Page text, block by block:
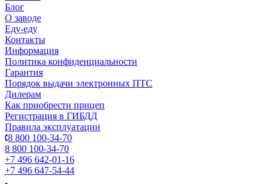
Блог
О заводе
Еду-еду
Контакты
Информация
Политика конфиденциальности
Гарантия
Порядок выдачи электронных ПТС
Дилерам
Как приобрести прицеп
Регистрация в ГИБДД
Правила эксплуатации
8 800 100-34-70
8 800 100-34-70
+7 496 642-01-16
+7 496 647-54-44